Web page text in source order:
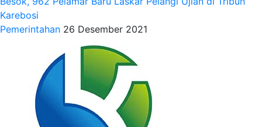
Karebosi
Pemerintahan 26 Desember 2021